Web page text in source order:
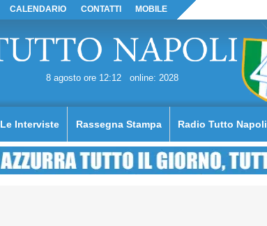
CALENDARIO CONTATTI MOBILE
8 agosto ore 12:12 online: 2028
Le Interviste Rassegna Stampa Radio Tutto Napoli